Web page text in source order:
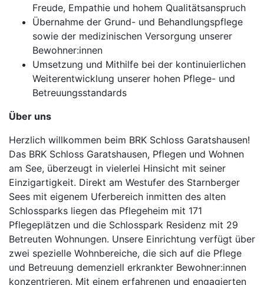
Freude, Empathie und hohem Qualitätsanspruch
Übernahme der Grund- und Behandlungspflege
sowie der medizinischen Versorgung unserer
Bewohner:innen
Umsetzung und Mithilfe bei der kontinuierlichen
Weiterentwicklung unserer hohen Pflege- und
Betreuungsstandards
Über uns
Herzlich willkommen beim BRK Schloss Garatshausen!
Das BRK Schloss Garatshausen, Pflegen und Wohnen
am See, überzeugt in vielerlei Hinsicht mit seiner
Einzigartigkeit. Direkt am Westufer des Starnberger
Sees mit eigenem Uferbereich inmitten des alten
Schlossparks liegen das Pflegeheim mit 171
Pflegeplätzen und die Schlosspark Residenz mit 29
Betreuten Wohnungen. Unsere Einrichtung verfügt über
zwei spezielle Wohnbereiche, die sich auf die Pflege
und Betreuung demenziell erkrankter Bewohner:innen
konzentrieren. Mit einem erfahrenen und engagierten